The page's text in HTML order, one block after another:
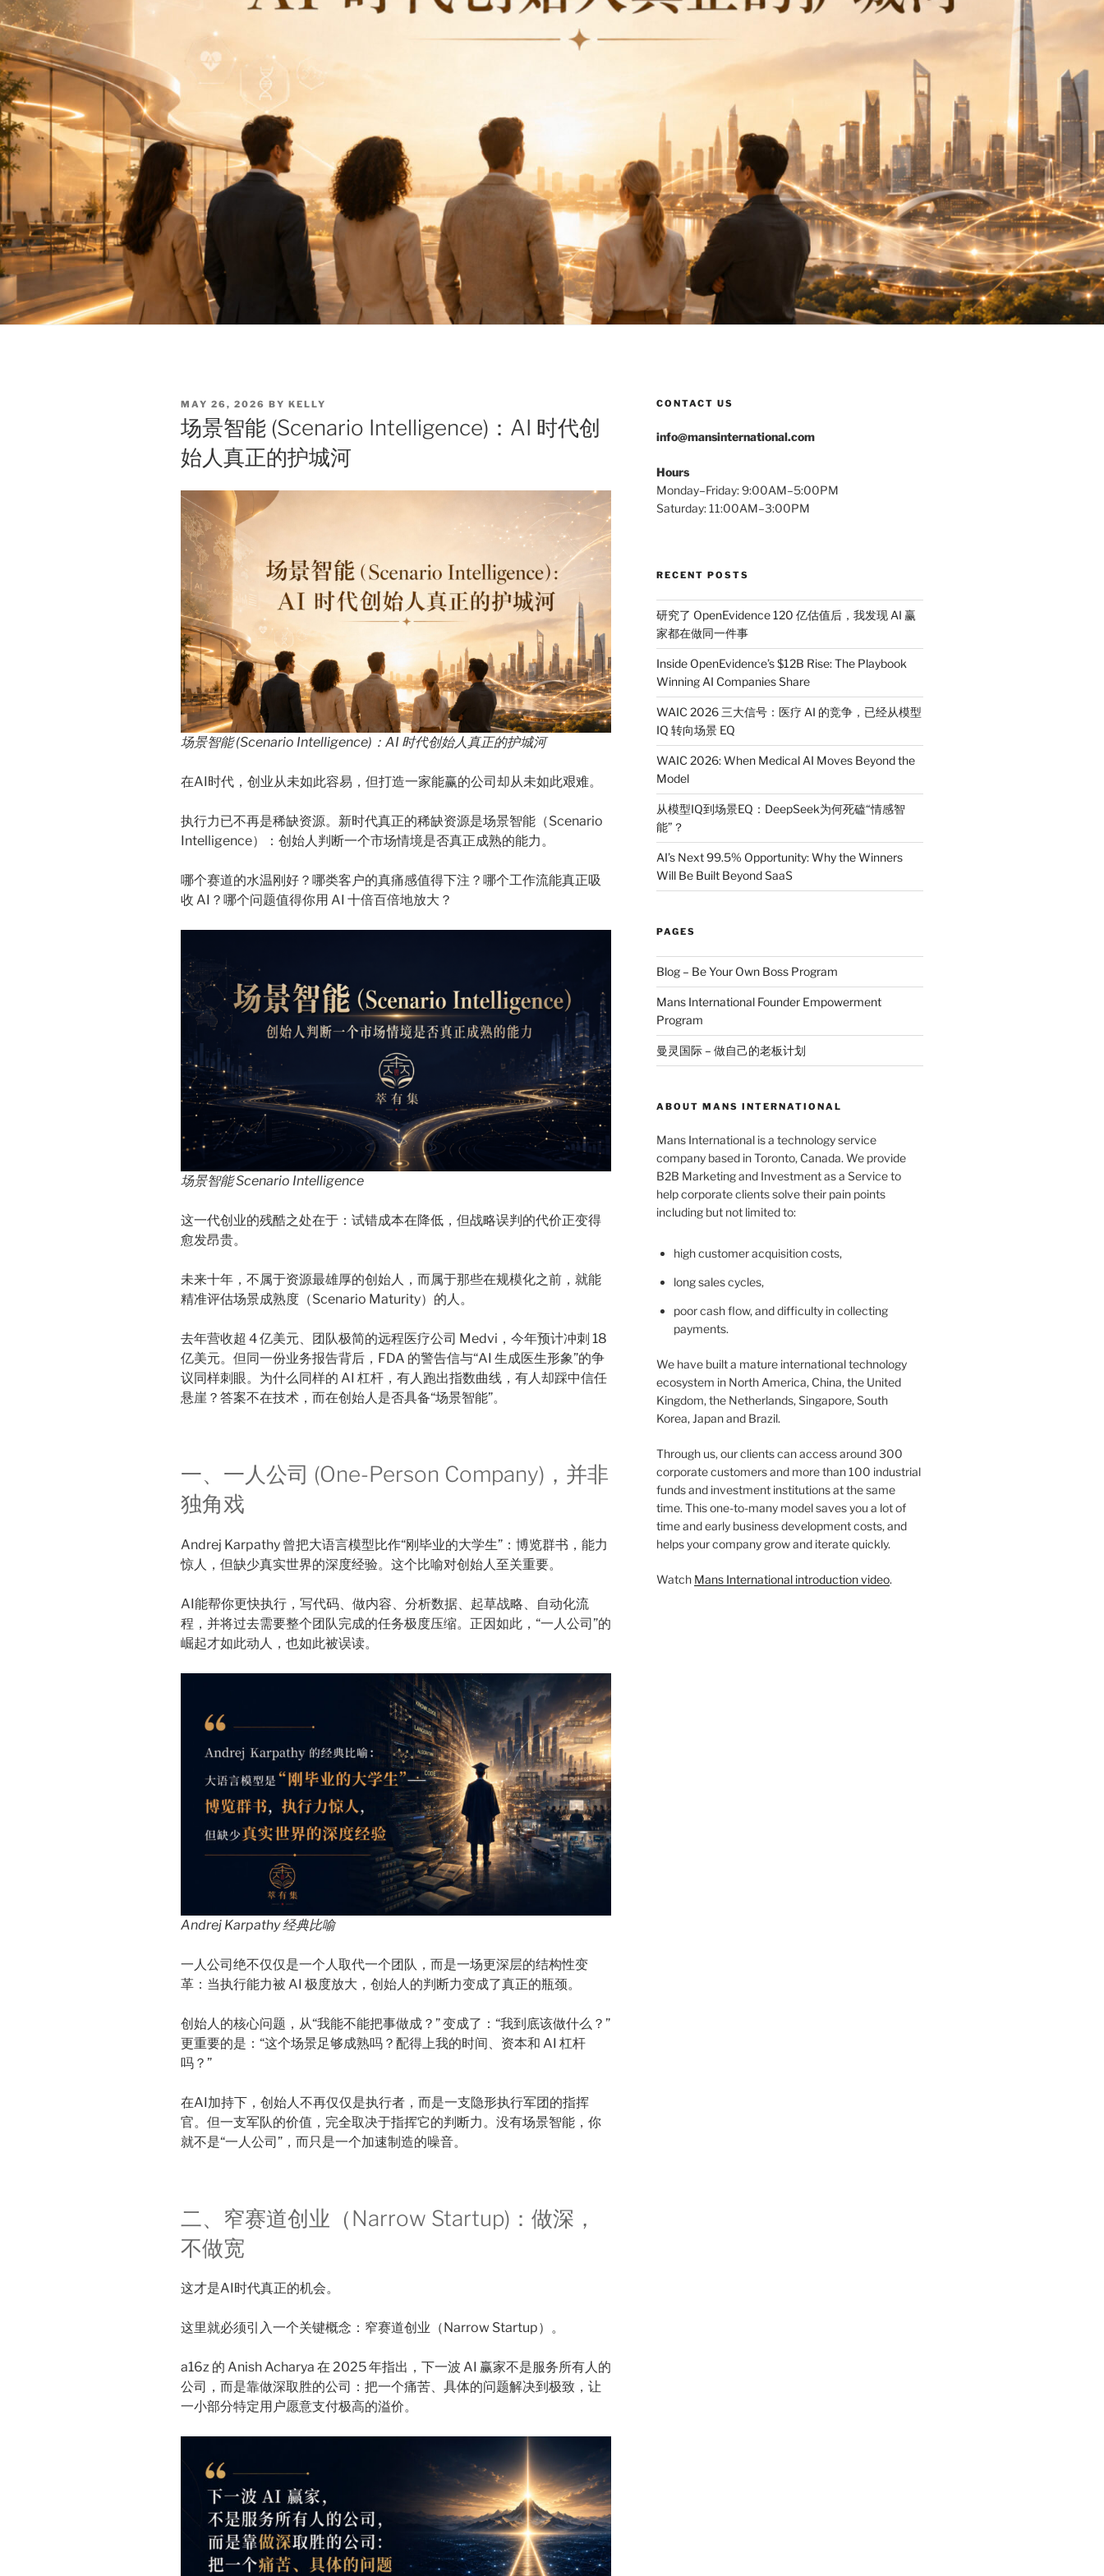
POSTED
ON
MAY 26, 2026 BY KELLY
场景智能 (Scenario Intelligence)：AI 时代创
始人真正的护城河
场景智能 (Scenario Intelligence)：AI 时代创始人真正的护城河
在AI时代，创业从未如此容易，但打造一家能赢的公司却从未如此艰难。
执行力已不再是稀缺资源。新时代真正的稀缺资源是场景智能（Scenario
Intelligence）：创始人判断一个市场情境是否真正成熟的能力。
哪个赛道的水温刚好？哪类客户的真痛感值得下注？哪个工作流能真正吸
收 AI？哪个问题值得你用 AI 十倍百倍地放大？
场景智能 Scenario Intelligence
这一代创业的残酷之处在于：试错成本在降低，但战略误判的代价正变得
愈发昂贵。
未来十年，不属于资源最雄厚的创始人，而属于那些在规模化之前，就能
精准评估场景成熟度（Scenario Maturity）的人。
去年营收超 4 亿美元、团队极简的远程医疗公司 Medvi，今年预计冲刺 18
亿美元。但同一份业务报告背后，FDA 的警告信与“AI 生成医生形象”的争
议同样刺眼。为什么同样的 AI 杠杆，有人跑出指数曲线，有人却踩中信任
悬崖？答案不在技术，而在创始人是否具备“场景智能”。
一、一人公司 (One-Person Company)，并非
独角戏
Andrej Karpathy 曾把大语言模型比作“刚毕业的大学生”：博览群书，能力
惊人，但缺少真实世界的深度经验。这个比喻对创始人至关重要。
AI能帮你更快执行，写代码、做内容、分析数据、起草战略、自动化流
程，并将过去需要整个团队完成的任务极度压缩。正因如此，“一人公司”的
崛起才如此动人，也如此被误读。
Andrej Karpathy 经典比喻
一人公司绝不仅仅是一个人取代一个团队，而是一场更深层的结构性变
革：当执行能力被 AI 极度放大，创始人的判断力变成了真正的瓶颈。
创始人的核心问题，从“我能不能把事做成？” 变成了：“我到底该做什么？”
更重要的是：“这个场景足够成熟吗？配得上我的时间、资本和 AI 杠杆
吗？”
在AI加持下，创始人不再仅仅是执行者，而是一支隐形执行军团的指挥
官。但一支军队的价值，完全取决于指挥它的判断力。没有场景智能，你
就不是“一人公司”，而只是一个加速制造的噪音。
二、窄赛道创业（Narrow Startup)：做深，
不做宽
这才是AI时代真正的机会。
这里就必须引入一个关键概念：窄赛道创业（Narrow Startup）。
a16z 的 Anish Acharya 在 2025 年指出，下一波 AI 赢家不是服务所有人的
公司，而是靠做深取胜的公司：把一个痛苦、具体的问题解决到极致，让
一小部分特定用户愿意支付极高的溢价。
CONTACT US
info@mansinternational.com
Hours
Monday–Friday: 9:00AM–5:00PM
Saturday: 11:00AM–3:00PM
RECENT POSTS
研究了 OpenEvidence 120 亿估值后，我发现 AI 赢
家都在做同一件事
Inside OpenEvidence’s $12B Rise: The Playbook
Winning AI Companies Share
WAIC 2026 三大信号：医疗 AI 的竞争，已经从模型
IQ 转向场景 EQ
WAIC 2026: When Medical AI Moves Beyond the
Model
从模型IQ到场景EQ：DeepSeek为何死磕“情感智
能”？
AI’s Next 99.5% Opportunity: Why the Winners
Will Be Built Beyond SaaS
PAGES
Blog – Be Your Own Boss Program
Mans International Founder Empowerment
Program
曼灵国际 – 做自己的老板计划
ABOUT MANS INTERNATIONAL
Mans International is a technology service
company based in Toronto, Canada. We provide
B2B Marketing and Investment as a Service to
help corporate clients solve their pain points
including but not limited to:
high customer acquisition costs,
long sales cycles,
poor cash flow, and difficulty in collecting
payments.
We have built a mature international technology
ecosystem in North America, China, the United
Kingdom, the Netherlands, Singapore, South
Korea, Japan and Brazil.
Through us, our clients can access around 300
corporate customers and more than 100 industrial
funds and investment institutions at the same
time. This one-to-many model saves you a lot of
time and early business development costs, and
helps your company grow and iterate quickly.
Watch Mans International introduction video.